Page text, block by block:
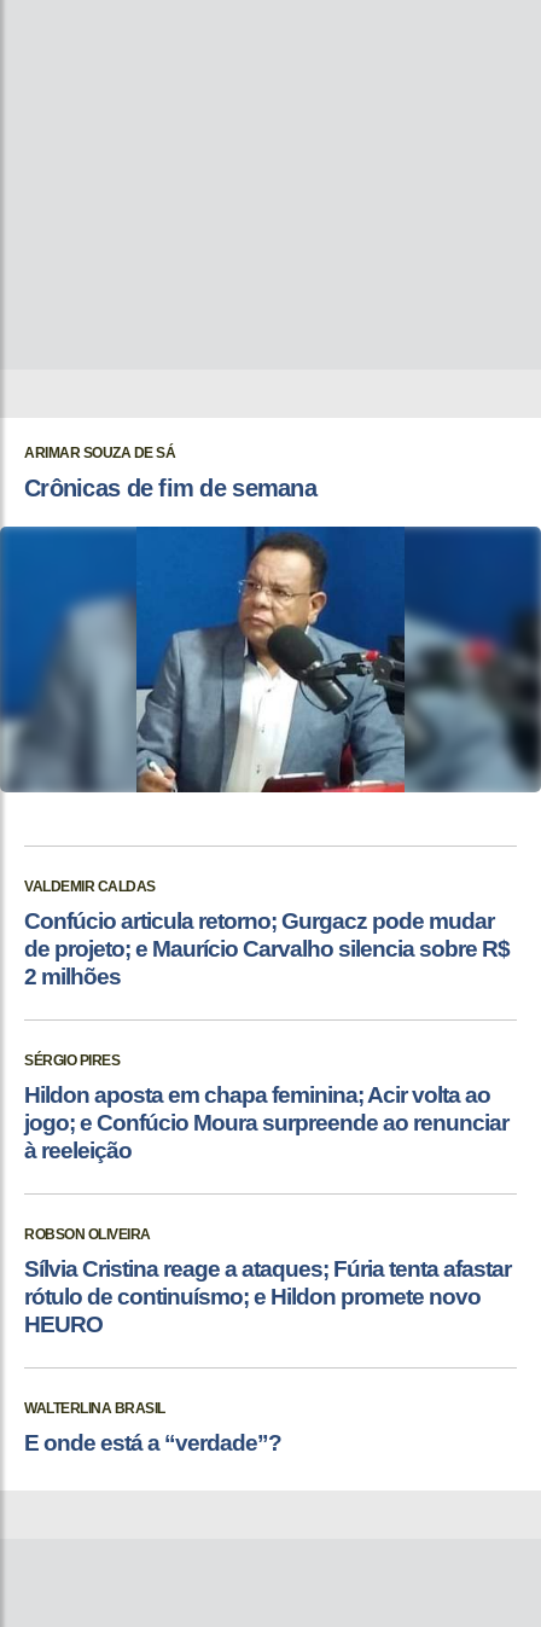
ARIMAR SOUZA DE SÁ
Crônicas de fim de semana
VALDEMIR CALDAS
Confúcio articula retorno; Gurgacz pode mudar
de projeto; e Maurício Carvalho silencia sobre R$
2 milhões
SÉRGIO PIRES
Hildon aposta em chapa feminina; Acir volta ao
jogo; e Confúcio Moura surpreende ao renunciar
à reeleição
ROBSON OLIVEIRA
Sílvia Cristina reage a ataques; Fúria tenta afastar
rótulo de continuísmo; e Hildon promete novo
HEURO
WALTERLINA BRASIL
E onde está a “verdade”?